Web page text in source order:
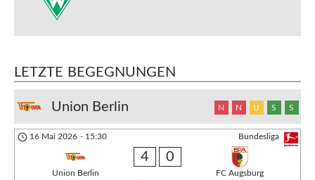
LETZTE BEGEGNUNGEN
Union Berlin N N U S S
Bundesliga
16 Mai 2026 - 15:30
Union Berlin
4 0
FC Augsburg